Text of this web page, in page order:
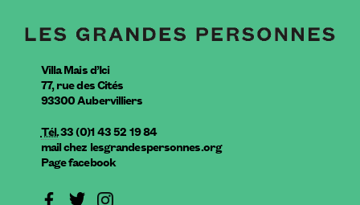
Villa Mais d’Ici
77, rue des Cités
93300Aubervilliers
Tél.33 (0)1 43 52 19 84
mailchez lesgrandespersonnes.org
Page facebook